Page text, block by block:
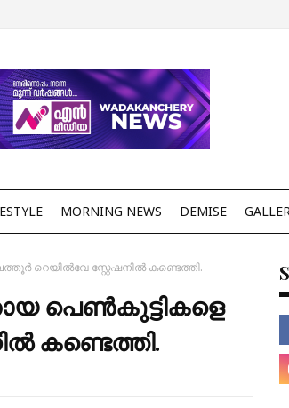
MORNING NEWS DEMISE
റെയിൽവേ സ്റ്റേഷനിൽ കണ്ടെത്തി.
പെൺകുട്ടികളെ
കണ്ടെത്തി.